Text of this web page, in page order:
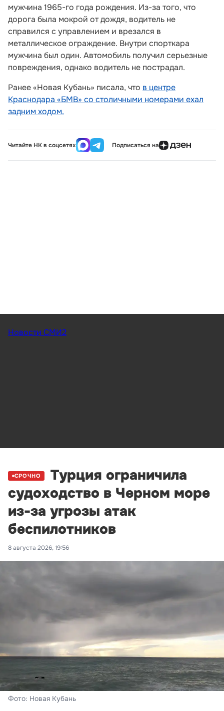
мужчина 1965-го года рождения. Из-за того, что
дорога была мокрой от дождя, водитель не
справился с управлением и врезался в
металлическое ограждение. Внутри спорткара
мужчина был один. Автомобиль получил серьезные
повреждения, однако водитель не пострадал.
Ранее «Новая Кубань» писала, что в центре
Краснодара «БМВ» со столичными номерами ехал
задним ходом.
Читайте НК в соцсетях Подписаться на
Новости СМИ2
СРОЧНО
Турция ограничила
судоходство в Черном море
из-за угрозы атак
беспилотников
8 августа 2026, 19:56
Фото: Новая Кубань